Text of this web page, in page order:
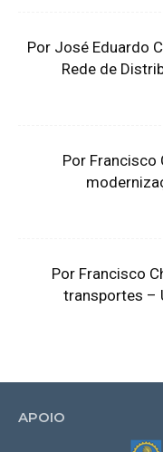
Por José Eduardo
Rede de
Por Francisco
Por Francisco
transportes –
APOIO